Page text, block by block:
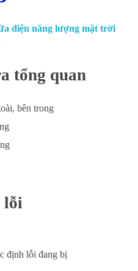
điện năng lượng mặt trời
tổng quan
bên trong
lỗi
định lỗi đang bị